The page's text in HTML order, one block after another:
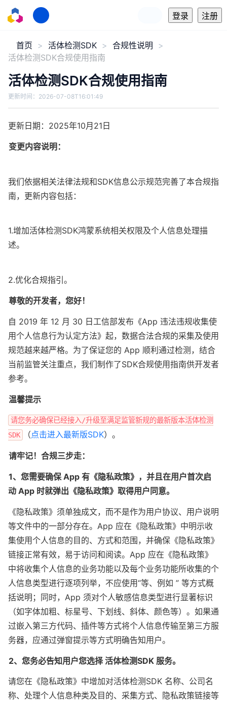
登录 注册
首页 活体检测SDK
合规性说明
活体检测SDK合规使用指南
活体检测SDK合规使用指南
更新时间： 2026-07-08T16:01:49
更新日期：2025年10月21日
变更内容说明：
我们依据相关法律法规和SDK信息公示规范完善了本合规指
1.增加活体检测SDK鸿蒙系统相关权限及个人信息处理描
2.优化合规指引。
尊敬的开发者，您好！
自 2019 年 12 月 30 日工信部发布《App 违法违规收集使
用个人信息行为认定方法》起，数据合法合规的采集及使用
规范越来越严格。为了保证您的 App 顺利通过检测，结合
当前监管关注重点，我们制作了SDK合规使用指南供开发者
参考。
温馨提示
请您务必确保已经接入/升级至满足监管新规的最新版本活体检测
SDK
（点击进入最新版SDK）。
请牢记！合规三步走：
1、您需要确保 App 有《隐私政策》，并且在用户首次启
动 App 时就弹出《隐私政策》取得用户同意。
《隐私政策》须单独成文，而不是作为用户协议、用户说明
等文件中的一部分存在。App 应在《隐私政策》中明示收
集使用个人信息的目的、方式和范围，并确保《隐私政策》
链接正常有效，易于访问和阅读。App 应在《隐私政策》
中将收集个人信息的业务功能以及每个业务功能所收集的个
人信息类型进行逐项列举，不应使用“等、例如 ” 等方式概
括说明；同时，App 须对个人敏感信息类型进行显著标识
（如字体加粗、标星号、下划线、斜体、颜色等）。如果通
过嵌入第三方代码、插件等方式将个人信息传输至第三方服
务器，应通过弹窗提示等方式明确告知用户。
2、您务必告知用户您选择 活体检测SDK 服务。
请您在《隐私政策》中增加对活体检测SDK 名称、公司名
称、处理个人信息种类及目的、采集方式、隐私政策链接等